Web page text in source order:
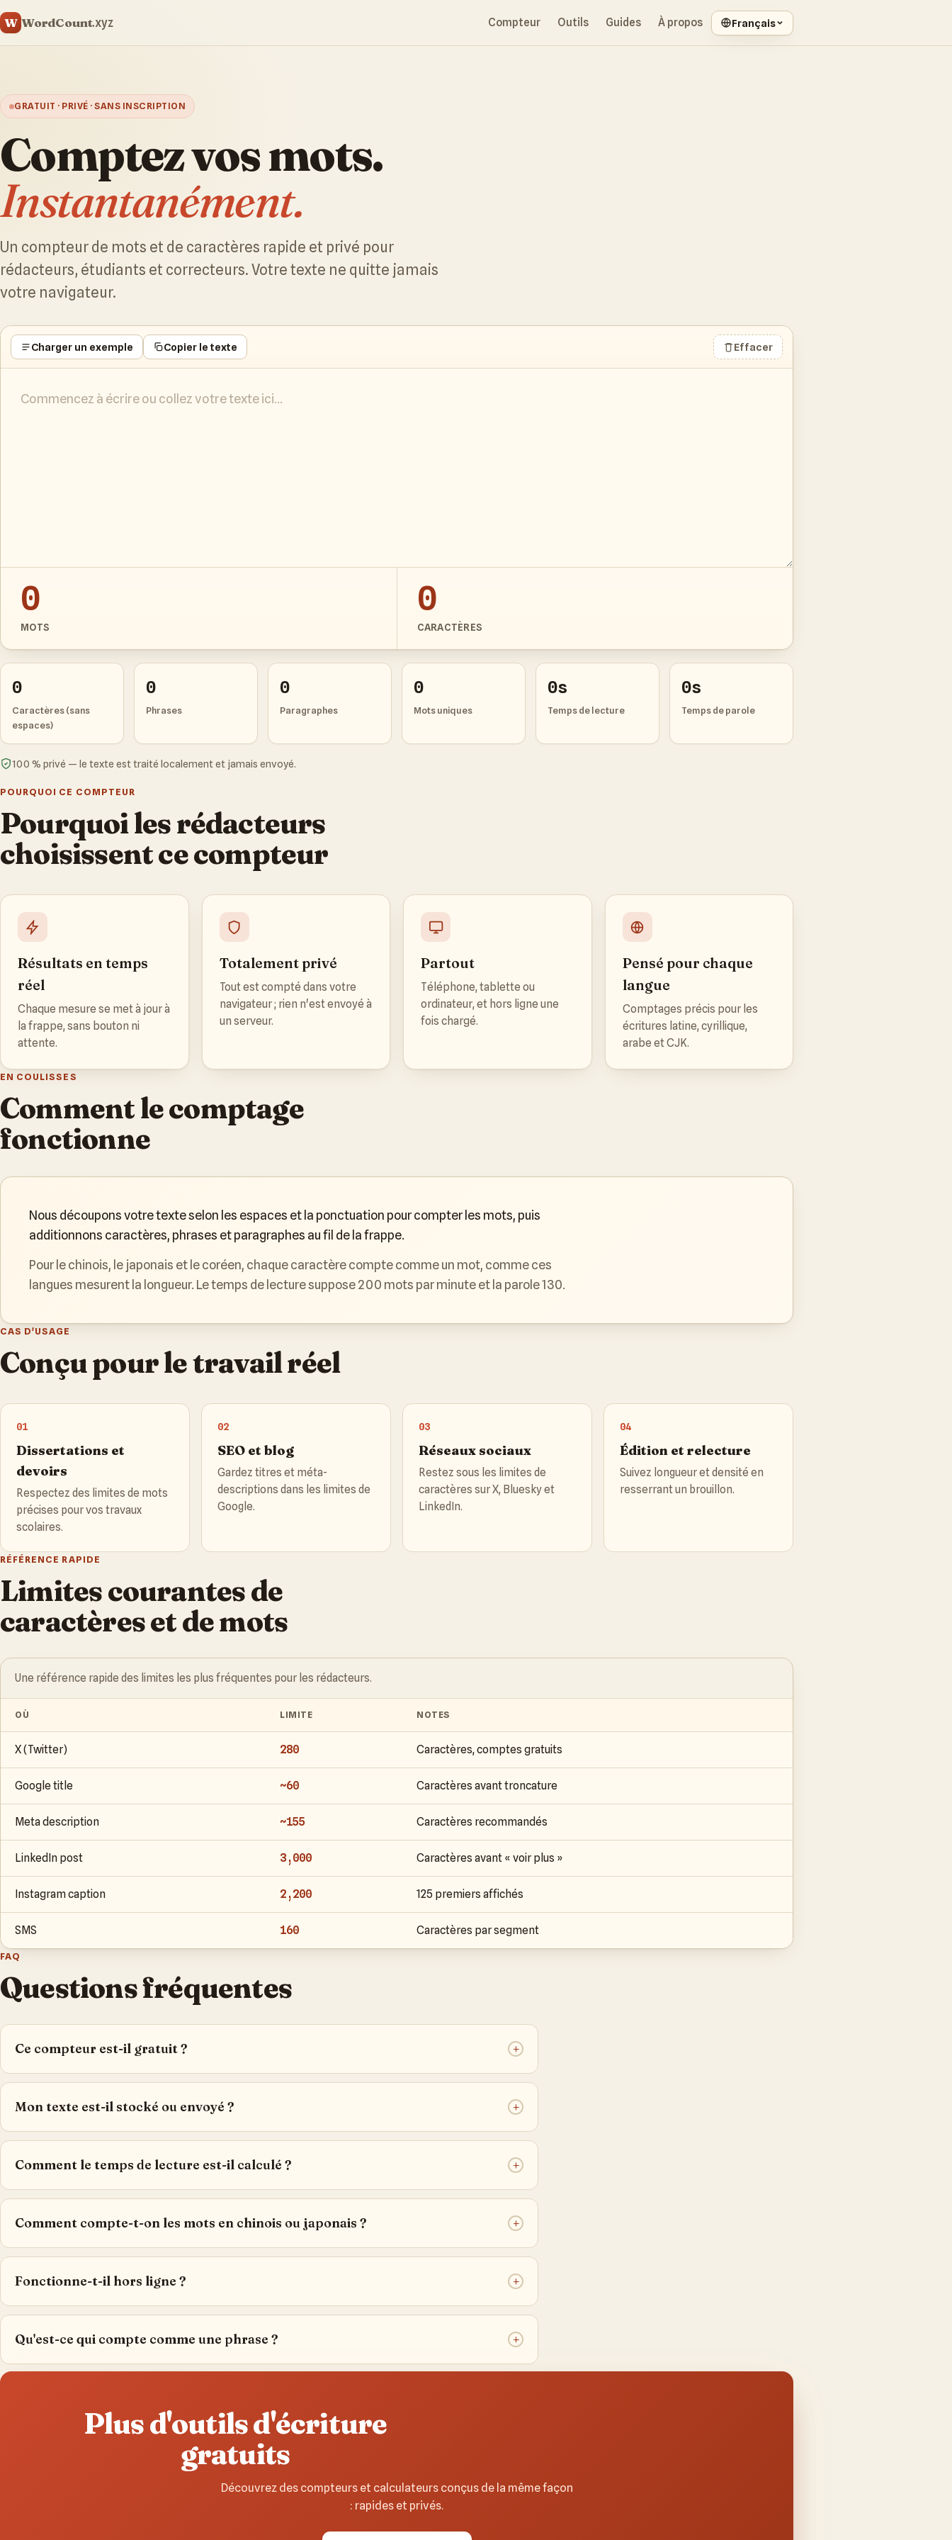
W WordCount.xyz Compteur Outils Guides À propos Français
GRATUIT · PRIVÉ · SANS INSCRIPTION
Comptez vos mots.
Instantanément.
Un compteur de mots et de caractères rapide et privé pour
rédacteurs, étudiants et correcteurs. Votre texte ne quitte jamais
votre navigateur.
Charger un exemple Copier le texte Effacer
0
MOTS
0
CARACTÈRES
0
Caractères (sans
espaces)
0
Phrases
0
Paragraphes
0
Mots uniques
0s
Temps de lecture
0s
Temps de parole
100 % privé — le texte est traité localement et jamais envoyé.
POURQUOI CE COMPTEUR
Pourquoi les rédacteurs
choisissent ce compteur
Résultats en temps
réel
Chaque mesure se met à jour à
la frappe, sans bouton ni
attente.
Totalement privé
Tout est compté dans votre
navigateur ; rien n'est envoyé à
un serveur.
Partout
Téléphone, tablette ou
ordinateur, et hors ligne une
fois chargé.
Pensé pour chaque
langue
Comptages précis pour les
écritures latine, cyrillique,
arabe et CJK.
EN COULISSES
Comment le comptage
fonctionne
Nous découpons votre texte selon les espaces et la ponctuation pour compter les mots, puis
additionnons caractères, phrases et paragraphes au fil de la frappe.
Pour le chinois, le japonais et le coréen, chaque caractère compte comme un mot, comme ces
langues mesurent la longueur. Le temps de lecture suppose 200 mots par minute et la parole 130.
CAS D'USAGE
Conçu pour le travail réel
01
Dissertations et
devoirs
Respectez des limites de mots
précises pour vos travaux
scolaires.
02
SEO et blog
Gardez titres et méta-
descriptions dans les limites de
Google.
03
Réseaux sociaux
Restez sous les limites de
caractères sur X, Bluesky et
LinkedIn.
04
Édition et relecture
Suivez longueur et densité en
resserrant un brouillon.
RÉFÉRENCE RAPIDE
Limites courantes de
caractères et de mots
Une référence rapide des limites les plus fréquentes pour les rédacteurs.
OÙ LIMITE NOTES
X (Twitter) 280 Caractères, comptes gratuits
Google title ~60 Caractères avant troncature
Meta description ~155 Caractères recommandés
LinkedIn post 3,000 Caractères avant « voir plus »
Instagram caption 2,200 125 premiers affichés
SMS 160 Caractères par segment
FAQ
Questions fréquentes
Ce compteur est-il gratuit ? +
Mon texte est-il stocké ou envoyé ? +
Comment le temps de lecture est-il calculé ? +
Comment compte-t-on les mots en chinois ou japonais ? +
Fonctionne-t-il hors ligne ? +
Qu'est-ce qui compte comme une phrase ? +
Plus d'outils d'écriture
gratuits
Découvrez des compteurs et calculateurs conçus de la même façon
: rapides et privés.